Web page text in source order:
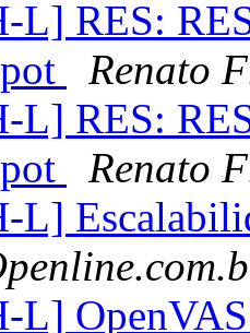
L] RES:
Renato
L] RES:
Renato
L]
L]